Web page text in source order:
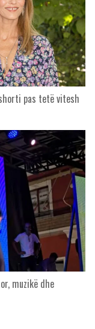
pas tetë vitesh
muzikë dhe